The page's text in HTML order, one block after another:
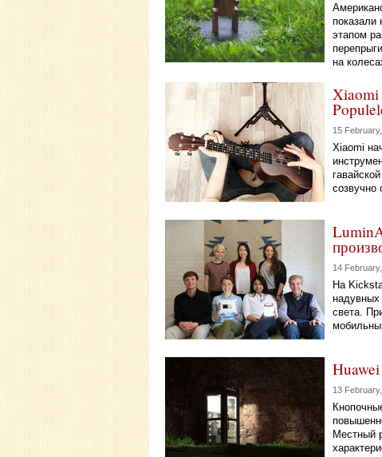
показали
этапом
на
Xiaomi
15
Xiaomi
созвучно
14
На
надувных
света.
13
Местный